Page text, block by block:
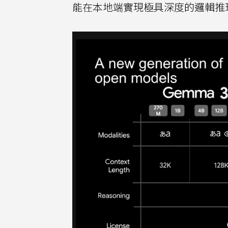
能在本地端實現極具深度的邏輯